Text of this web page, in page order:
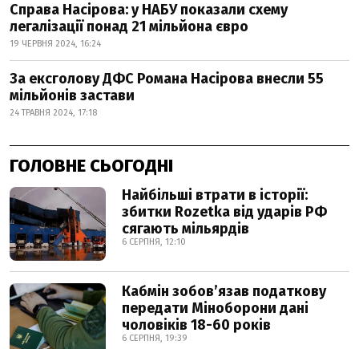
Справа Насірова: у НАБУ показали схему
легалізації понад 21 мільйона євро
19 ЧЕРВНЯ 2024, 16:24
За ексголову ДФС Романа Насірова внесли 55
мільйонів застави
24 ТРАВНЯ 2024, 17:18
ГОЛОВНЕ СЬОГОДНІ
Найбільші втрати в історії:
збитки Rozetka від ударів РФ
сягають мільярдів
6 СЕРПНЯ, 12:10
Кабмін зобовʼязав податкову
передати Міноборони дані
чоловіків 18-60 років
6 СЕРПНЯ, 19:39